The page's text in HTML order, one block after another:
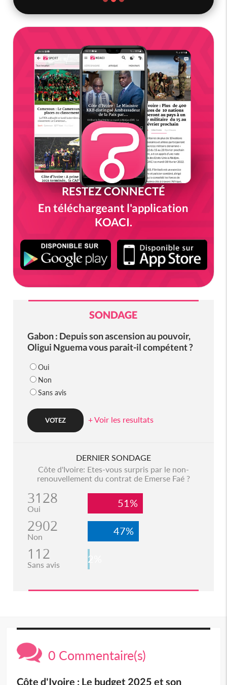
RESTEZ CONNECTÉ
En téléchargeant l'application
KOACI.
SONDAGE
Gabon : Depuis son ascension au pouvoir,
Oligui Nguema vous parait-il compétent ?
Oui
Non
Sans avis
+ Voir les resultats
DERNIER SONDAGE
Côte d'Ivoire: Etes-vous surpris par le non-
renouvellement du contrat de Emerse Faé ?
3128
Oui 51%
2902
Non 47%
112
Sans avis 2%
0 Commentaire(s)
Côte d'Ivoire : Le budget 2025 et son